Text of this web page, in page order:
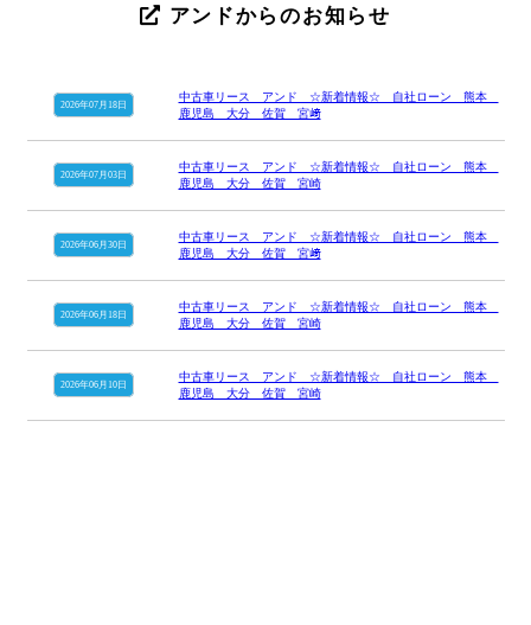
アンドからのお知らせ
2026年07月18日
中古車リース アンド ☆新着情報☆ 自社ローン 熊本
鹿児島 大分 佐賀 宮﨑
2026年07月03日
中古車リース アンド ☆新着情報☆ 自社ローン 熊本
鹿児島 大分 佐賀 宮崎
2026年06月30日
中古車リース アンド ☆新着情報☆ 自社ローン 熊本
鹿児島 大分 佐賀 宮﨑
2026年06月18日
中古車リース アンド ☆新着情報☆ 自社ローン 熊本
鹿児島 大分 佐賀 宮崎
2026年06月10日
中古車リース アンド ☆新着情報☆ 自社ローン 熊本
鹿児島 大分 佐賀 宮崎